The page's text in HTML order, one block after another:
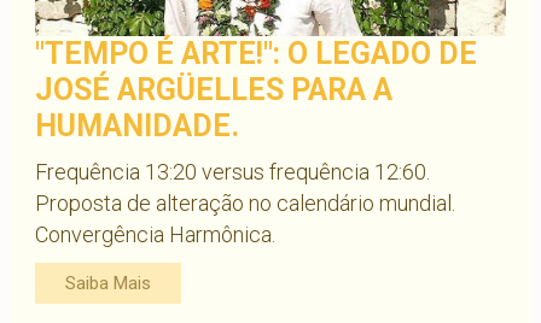
"TEMPO É ARTE!": O LEGADO DE
JOSÉ ARGÜELLES PARA A
HUMANIDADE.
Frequência 13:20 versus frequência 12:60.
Proposta de alteração no calendário mundial.
Convergência Harmônica.
Saiba Mais